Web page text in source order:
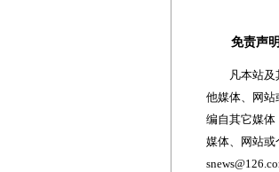
免责声
凡本站及其
他媒体、网站
编自其它媒体
媒体、网站或